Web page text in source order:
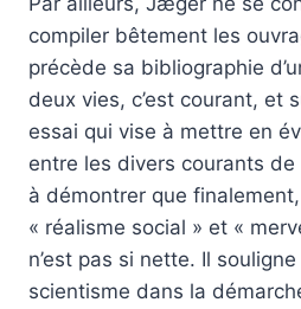
compiler bêtement les
précède sa bibliographie
deux vies, c’est courant, et
essai qui vise à mettre en
entre les divers courants
à démontrer que
« réalisme social » et «
n’est pas si nette. Il
scientisme dans la